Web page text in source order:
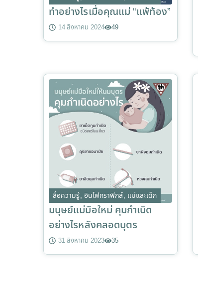
ทำอย่างไรเมื่อคุณแม่ “แพ้ท้อง”
14 สิงหาคม 2024 49
สื่อความรู้, อินโฟกราฟิกส์, แม่และเด็ก
มนุษย์แม่มือใหม่ คุมกำเนิด
อย่างไรหลังคลอดบุตร
31 สิงหาคม 2023 35